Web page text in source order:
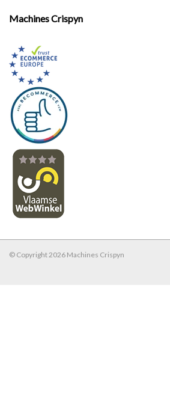
Machines Crispyn
© Copyright 2026 Machines Crispyn